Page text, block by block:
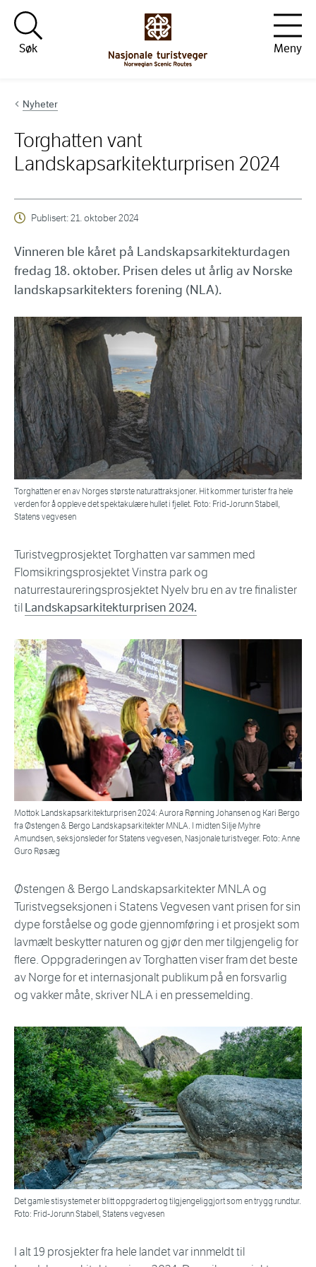
Hopp til innhold
Søk
Meny
Nyheter
Torghatten vant
Landskapsarkitekturprisen 2024
Publisert:21. oktober 2024
Vinneren ble kåret på Landskapsarkitekturdagen
fredag 18. oktober. Prisen deles ut årlig av Norske
landskapsarkitekters forening (NLA).
Torghatten er en av Norges største naturattraksjoner. Hit kommer turister fra hele
verden for å oppleve det spektakulære hullet i fjellet. Foto: Frid-Jorunn Stabell,
Statens vegvesen
Turistvegprosjektet Torghatten var sammen med
Flomsikringsprosjektet Vinstra park og
naturrestaureringsprosjektet Nyelv bru en av tre finalister
tilLandskapsarkitekturprisen 2024.
Mottok Landskapsarkitekturprisen 2024: Aurora Rønning Johansen og Kari Bergo
fra Østengen & Bergo Landskapsarkitekter MNLA. I midten Silje Myhre
Amundsen, seksjonsleder for Statens vegvesen, Nasjonale turistveger. Foto: Anne
Guro Røsæg
Østengen & Bergo Landskapsarkitekter MNLA og
Turistvegseksjonen i Statens Vegvesen vant prisen for sin
dype forståelse og gode gjennomføring i et prosjekt som
lavmælt beskytter naturen og gjør den mer tilgjengelig for
flere. Oppgraderingen av Torghatten viser fram det beste
av Norge for et internasjonalt publikum på en forsvarlig
og vakker måte, skriver NLA i en pressemelding.
Det gamle stisystemet er blitt oppgradert og tilgjengeliggjort som en trygg rundtur.
Foto: Frid-Jorunn Stabell, Statens vegvesen
I alt 19 prosjekter fra hele landet var innmeldt til